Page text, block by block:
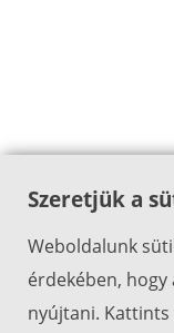
Szeretjük a
Weboldalunk
érdekében,
nyújtani. Kattints